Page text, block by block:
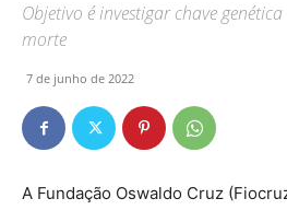
Objetivo é investigar chave
morte
7 de junho de 2022
A Fundação Oswaldo Cruz